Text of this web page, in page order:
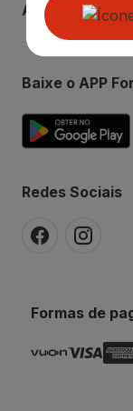
Atendimento
Baixe o APP
Redes Sociais
Formas de